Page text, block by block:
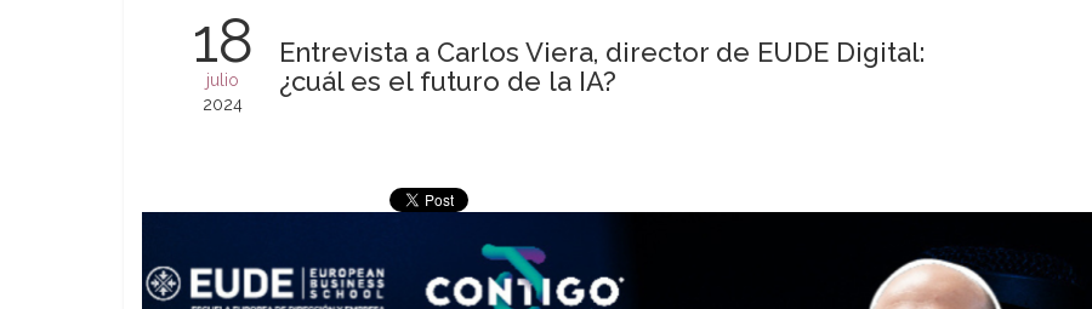
18
julio
2024
Entrevista a Carlos Viera, director de EUDE Digital:
¿cuál es el futuro de la IA?